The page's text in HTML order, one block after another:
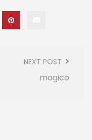
NEXT POST
magico